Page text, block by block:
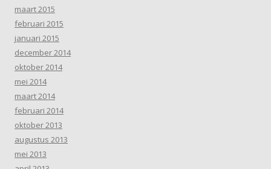
maart 2015
februari 2015
januari 2015
december 2014
oktober 2014
mei 2014
maart 2014
februari 2014
oktober 2013
augustus 2013
mei 2013